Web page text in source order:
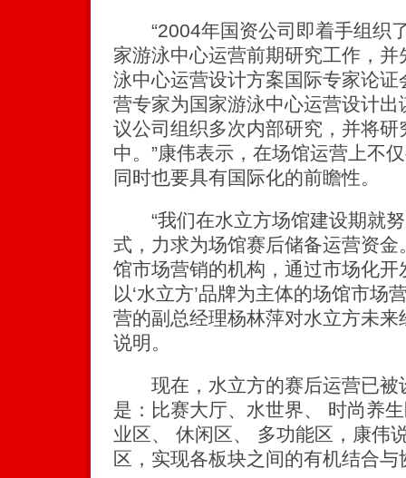
“2004年国资公司即着手组织
家游泳中心运营前期研究工作，并
泳中心运营设计方案国际专家论证
营专家为国家游泳中心运营设计
议公司组织多次内部研究，并将
中。”康伟表示，在场馆运营上不
同时也要具有国际化的前瞻性。
“我们在水立方场馆建设期就努
式，力求为场馆赛后储备运营资
馆市场营销的机构，通过市场化
以‘水立方’品牌为主体的场馆市场
营的副总经理杨林萍对水立方未
说明。
现在，水立方的赛后运营已被
是：比赛大厅、水世界、 时尚养
业区、 休闲区、 多功能区，康伟
区，实现各板块之间的有机结合与